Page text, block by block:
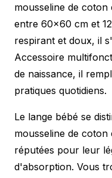
mousseline de
entre 60×60 cm et
respirant et doux, il
Accessoire
de naissance, il
pratiques quotidiens.
Le lange bébé se
mousseline de
réputées pour leur
d'absorption. Vous